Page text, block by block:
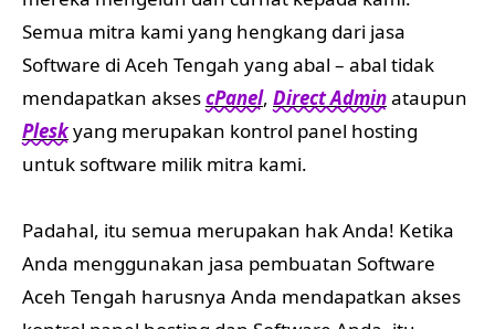
Semua mitra kami yang hengkang dari jasa
Software di Aceh Tengah yang abal – abal tidak
mendapatkan aksescPanel, Direct Adminataupun
Pleskyang merupakan kontrol panel hosting
untuk software milik mitra kami.
Padahal, itu semua merupakan hak Anda! Ketika
Anda menggunakan jasa pembuatan Software
Aceh Tengah harusnya Anda mendapatkan akses